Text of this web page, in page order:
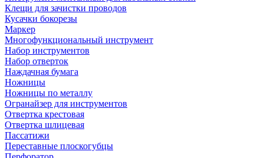
Клещи для зачистки проводов
Кусачки бокорезы
Маркер
Многофункциональный инструмент
Набор инструментов
Набор отверток
Наждачная бумага
Ножницы
Ножницы по металлу
Огранайзер для инструментов
Отвертка крестовая
Отвертка шлицевая
Пассатижи
Переставные плоскогубцы